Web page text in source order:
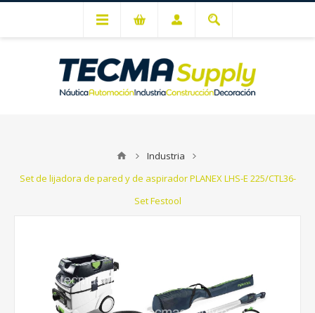
Industria
Set de lijadora de pared y de aspirador PLANEX LHS-E 225/CTL36-
Set Festool